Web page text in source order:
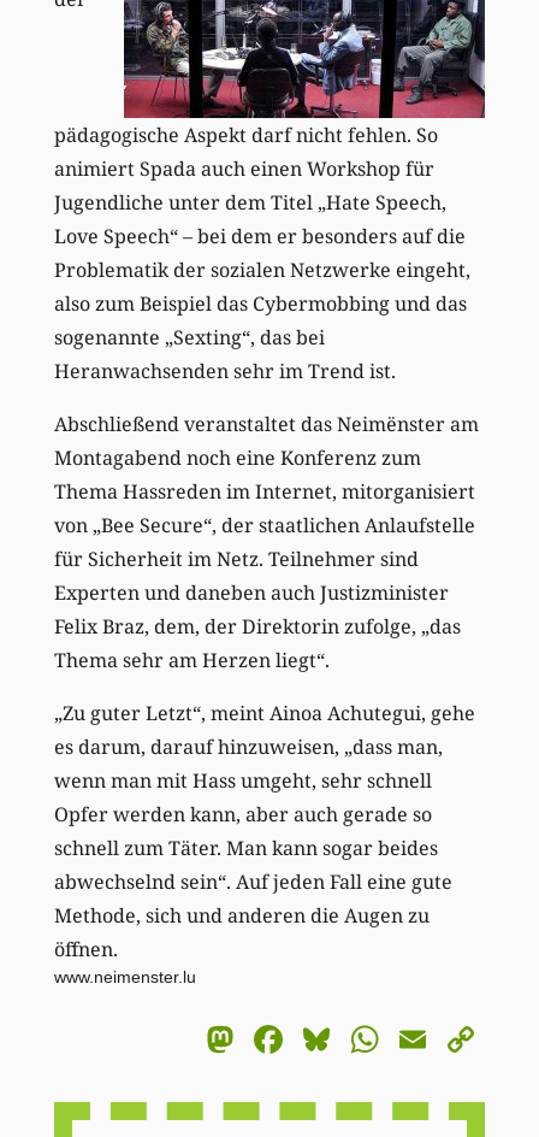
pädagogische Aspekt darf nicht fehlen. So
animiert Spada auch einen Workshop für
Jugendliche unter dem Titel „Hate Speech,
Love Speech“ – bei dem er besonders auf die
Problematik der sozialen Netzwerke eingeht,
also zum Beispiel das Cybermobbing und das
sogenannte „Sexting“, das bei
Heranwachsenden sehr im Trend ist.
Abschließend veranstaltet das Neimënster am
Montagabend noch eine Konferenz zum
Thema Hassreden im Internet, mitorganisiert
von „Bee Secure“, der staatlichen Anlaufstelle
für Sicherheit im Netz. Teilnehmer sind
Experten und daneben auch Justizminister
Felix Braz, dem, der Direktorin zufolge, „das
Thema sehr am Herzen liegt“.
„Zu guter Letzt“, meint Ainoa Achutegui, gehe
es darum, darauf hinzuweisen, „dass man,
wenn man mit Hass umgeht, sehr schnell
Opfer werden kann, aber auch gerade so
schnell zum Täter. Man kann sogar beides
abwechselnd sein“. Auf jeden Fall eine gute
Methode, sich und anderen die Augen zu
öffnen.
www.neimenster.lu
Mastodon
Facebook
BlueskyEmail